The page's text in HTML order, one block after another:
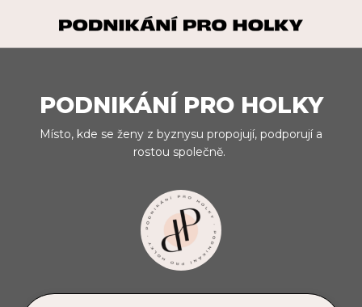
PODNIKÁNÍ PRO HOLKY
Místo, kde se ženy z byznysu propojují, podporují a
rostou společně.